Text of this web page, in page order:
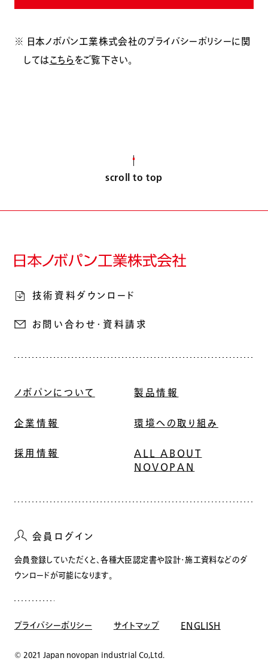
※ 日本ノボパン工業株式会社のプライバシーポリシーに関
してはこちら をご覧下さい。
scroll to top
技術資料ダウンロード
お問い合わせ・資料請求
ノボパンについて 製品情報
企業情報 環境への取り組み
採用情報
ALL ABOUT
NOVOPAN
会員ログイン
会員登録していただくと、各種大臣認定書や設計・施工資料などのダ
ウンロードが可能になります。
プライバシーポリシー サイトマップ ENGLISH
© 2021 Japan novopan industrial Co,Ltd.